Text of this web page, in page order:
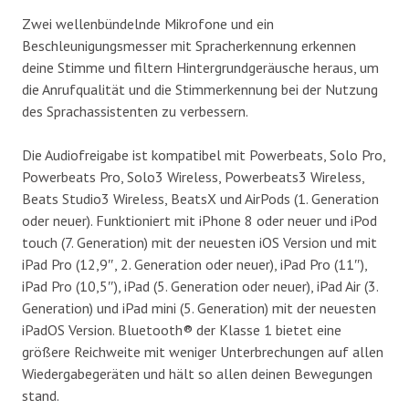
Zwei wellenbündelnde Mikrofone und ein
Beschleunigungsmesser mit Spracherkennung erkennen
deine Stimme und filtern Hintergrundgeräusche heraus, um
die Anrufqualität und die Stimmerkennung bei der Nutzung
des Sprachassistenten zu verbessern.
Die Audiofreigabe ist kompatibel mit Powerbeats, Solo Pro,
Powerbeats Pro, Solo3 Wireless, Powerbeats3 Wireless,
Beats Studio3 Wireless, BeatsX und AirPods (1. Generation
oder neuer). Funktioniert mit iPhone 8 oder neuer und iPod
touch (7. Generation) mit der neuesten iOS Version und mit
iPad Pro (12,9″, 2. Generation oder neuer), iPad Pro (11″),
iPad Pro (10,5″), iPad (5. Generation oder neuer), iPad Air (3.
Generation) und iPad mini (5. Generation) mit der neuesten
iPadOS Version. Bluetooth® der Klasse 1 bietet eine
größere Reichweite mit weniger Unterbrechungen auf allen
Wiedergabegeräten und hält so allen deinen Bewegungen
stand.